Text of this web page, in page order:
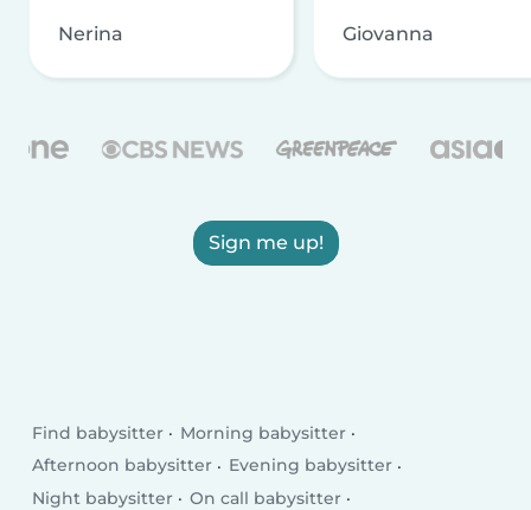
Nerina Giovanna
Sign me up!
Find babysitter
Morning babysitter
Afternoon babysitter
Evening babysitter
Night babysitter
On call babysitter